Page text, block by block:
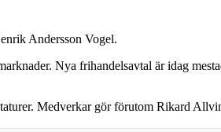
Andersson Vogel.
Nya frihandelsavtal är idag
Medverkar gör förutom Rikard